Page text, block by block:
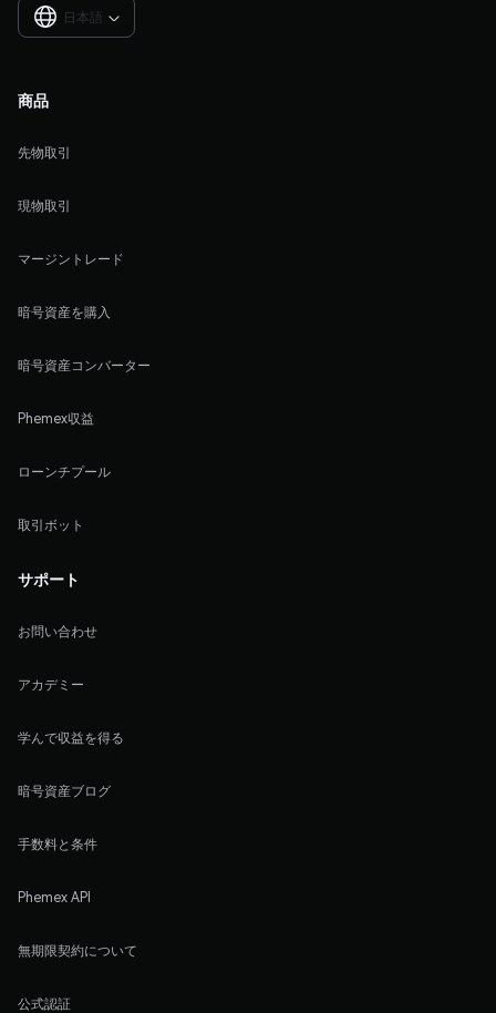
日本語 
商品
先物取引
現物取引
マージントレード
暗号資産を購入
暗号資産コンバーター
Phemex収益
ローンチプール
取引ボット
サポート
お問い合わせ
アカデミー
学んで収益を得る
暗号資産ブログ
手数料と条件
Phemex API
無期限契約について
公式認証